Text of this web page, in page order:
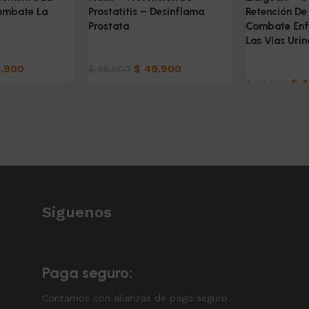
La
Prostatitis – Desinflama
Prostata
$ 49.900
Retención
Combate
Las Vías
$
Siguenos
Paga seguro:
Contamos con alianzas de pago seguro